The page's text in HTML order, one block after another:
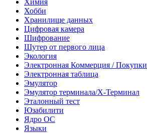
Хобби
Хранилище данных
Цифровая камера
Шифрование
Шутер от первого лица
Экология
Электронная Коммерция / Покупки
Электронная таблица
Эмулятор
Эмулятор терминала/X-Терминал
Эталонный тест
Юзабилити
Ядро ОС
Языки